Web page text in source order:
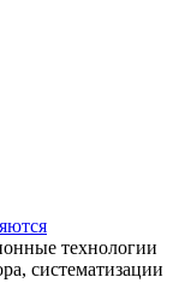
технологии
систематизации